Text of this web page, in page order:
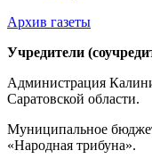
Архив газеты
Учредители
Администрация
Саратовской области.
Муниципальное
«Народная трибуна».